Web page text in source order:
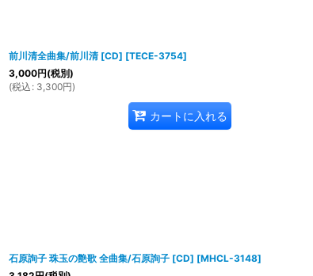
前川清全曲集/前川清 [CD] [TECE-3754]
3,000円(税別)
(税込 : 3,300円)
カートに入れる
石原詢子 珠玉の艶歌 全曲集/石原詢子 [CD] [MHCL-3148]